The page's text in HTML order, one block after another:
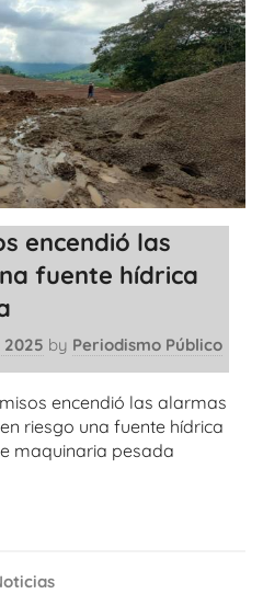
encendió las
fuente hídrica
2025 by Periodismo Público
encendió las alarmas
riesgo una fuente hídrica
maquinaria pesada